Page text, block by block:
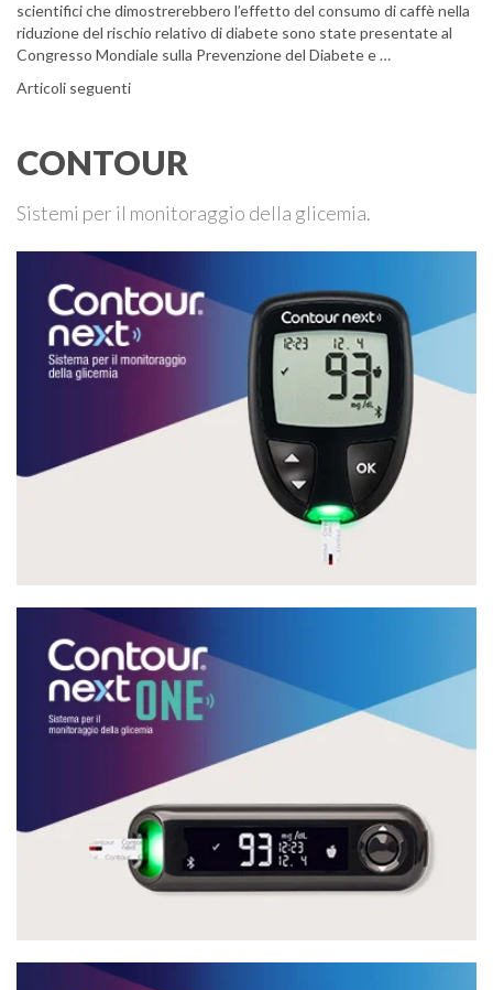
scientifici che dimostrerebbero l’effetto del consumo di caffè nella
riduzione del rischio relativo di diabete sono state presentate al
Congresso Mondiale sulla Prevenzione del Diabete e …
Navigazione articoli
Articoli seguenti
CONTOUR
Sistemi per il monitoraggio della glicemia.